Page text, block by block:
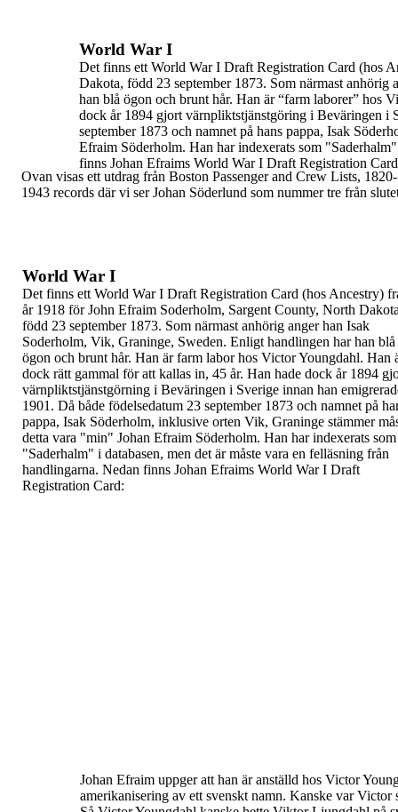
World War I
Det finns ett World War I Draft Registration Card (hos
Dakota, född 23 september 1873. Som närmast
han blå ögon och brunt hår. Han är “farm laborer” hos
dock år 1894 gjort värnpliktstjänstgöring i Beväringen i
september 1873 och namnet på hans pappa, Isak
Efraim Söderholm. Han har indexerats som "Saderhalm
finns Johan Efraims World War I Draft Registration
Johan Efraim uppger att han är anställd hos Victor
amerikanisering av ett svenskt namn. Kanske var
Ovan visas ett utdrag från Boston Passenger and Crew Lists, 1820-
1943 records där vi ser Johan Söderlund som nummer tre från
World War I
Det finns ett World War I Draft Registration Card (hos Ancestry)
år 1918 för John Efraim Soderholm, Sargent County, North
född 23 september 1873. Som närmast anhörig anger han Isak
Soderholm, Vik, Graninge, Sweden. Enligt handlingen har han blå
ögon och brunt hår. Han ärfarm labor hos Victor Youngdahl. Han
dock rätt gammal för att kallas in, 45 år. Han hade dock år 1894
värnpliktstjänstgörning i Beväringen i Sverige innan han
1901. Då både födelsedatum 23 september 1873 och namnet på
pappa, Isak Söderholm, inklusive orten Vik, Graninge stämmer
detta vara "min" Johan Efraim Söderholm. Han har indexerats som
"Saderhalm" i databasen, men det är måste vara en felläsning från
handlingarna. Nedan finns Johan Efraims World War I Draft
Registration Card: